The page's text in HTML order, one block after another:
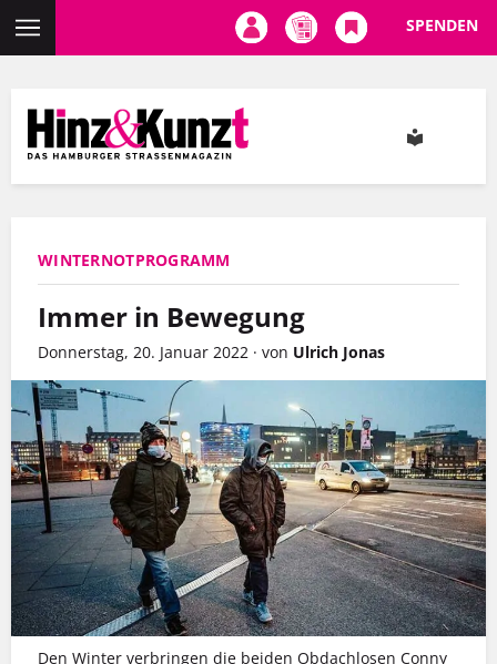
Inhalt
SPENDEN
WINTERNOTPROGRAMM
Immer in Bewegung
Donnerstag, 20. Januar 2022 · von Ulrich Jonas
Den Winter verbringen die beiden Obdachlosen Conny